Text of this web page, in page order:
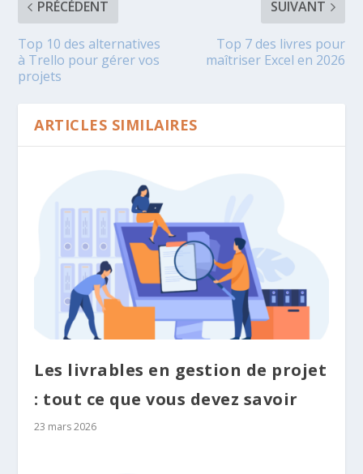
PRÉCÉDENT
Top 10 des alternatives
à Trello pour gérer vos
projets
SUIVANT
Top 7 des livres pour
maîtriser Excel en 2026
ARTICLES SIMILAIRES
Les livrables en gestion de projet
: tout ce que vous devez savoir
23 mars 2026